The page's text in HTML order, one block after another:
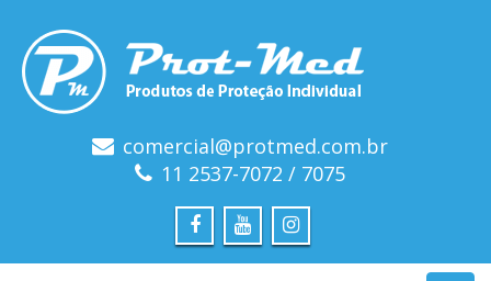
comercial@protmed.com.br
11 2537-7072 / 7075